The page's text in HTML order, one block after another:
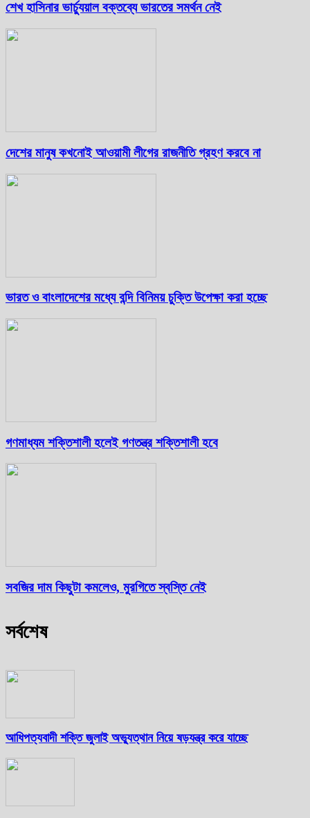
শেখ হাসিনার ভার্চ্যুয়াল বক্তব্যে ভারতের সমর্থন নেই
দেশের মানুষ কখনোই আওয়ামী লীগের রাজনীতি গ্রহণ করবে না
ভারত ও বাংলাদেশের মধ্যে বন্দি বিনিময় চুক্তি উপেক্ষা করা হচ্ছে
গণমাধ্যম শক্তিশালী হলেই গণতন্ত্র শক্তিশালী হবে
সবজির দাম কিছুটা কমলেও, মুরগিতে স্বস্তি নেই
সর্বশেষ
আধিপত্যবাদী শক্তি জুলাই অভ্যুত্থান নিয়ে ষড়যন্ত্র করে যাচ্ছে